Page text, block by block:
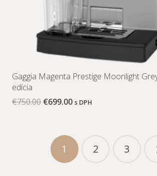
Gaggia Magenta Prestige Moonlight
edícia
€750.00 €699.00 s DPH
1 2 3